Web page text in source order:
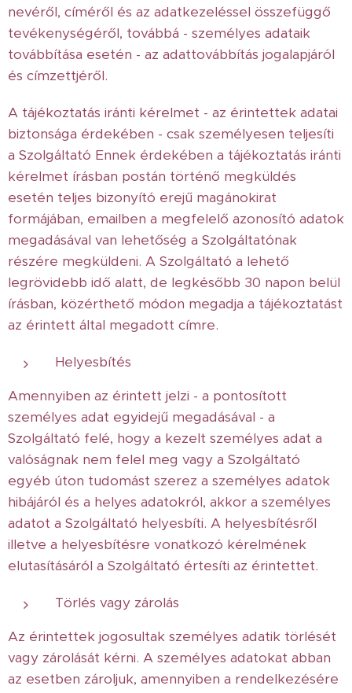
nevéről, címéről és az adatkezeléssel összefüggő
tevékenységéről, továbbá - személyes adataik
továbbítása esetén - az adattovábbítás jogalapjáról
és címzettjéről.
A tájékoztatás iránti kérelmet - az érintettek adatai
biztonsága érdekében - csak személyesen teljesíti
a Szolgáltató Ennek érdekében a tájékoztatás iránti
kérelmet írásban postán történő megküldés
esetén teljes bizonyító erejű magánokirat
formájában, emailben a megfelelő azonosító adatok
megadásával van lehetőség a Szolgáltatónak
részére megküldeni. A Szolgáltató a lehető
legrövidebb idő alatt, de legkésőbb 30 napon belül
írásban, közérthető módon megadja a tájékoztatást
az érintett által megadott címre.
Helyesbítés
Amennyiben az érintett jelzi - a pontosított
személyes adat egyidejű megadásával - a
Szolgáltató felé, hogy a kezelt személyes adat a
valóságnak nem felel meg vagy a Szolgáltató
egyéb úton tudomást szerez a személyes adatok
hibájáról és a helyes adatokról, akkor a személyes
adatot a Szolgáltató helyesbíti. A helyesbítésről
illetve a helyesbítésre vonatkozó kérelmének
elutasításáról a Szolgáltató értesíti az érintettet.
Törlés vagy zárolás
Az érintettek jogosultak személyes adatik törlését
vagy zárolását kérni. A személyes adatokat abban
az esetben zároljuk, amennyiben a rendelkezésére